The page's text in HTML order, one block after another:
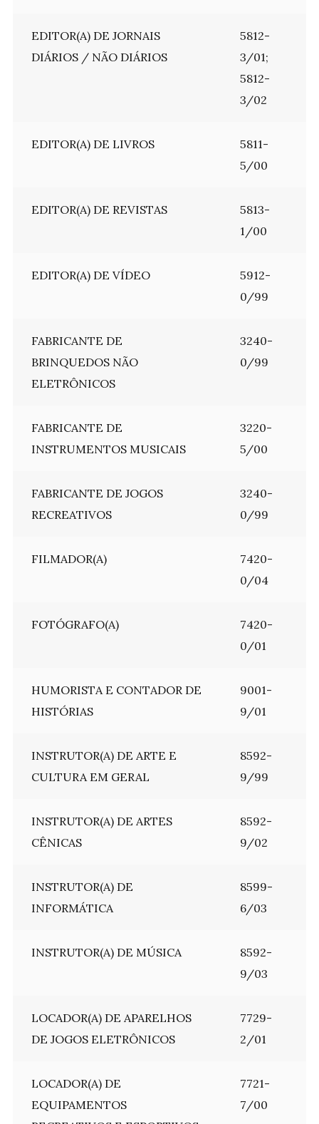
EDITOR(A) DE JORNAIS
DIÁRIOS / NÃO DIÁRIOS
5812-
3/01;
5812-
3/02
EDITOR(A) DE LIVROS
5811-
5/00
EDITOR(A) DE REVISTAS
5813-
1/00
EDITOR(A) DE VÍDEO
5912-
0/99
FABRICANTE DE
BRINQUEDOS NÃO
ELETRÔNICOS
3240-
0/99
FABRICANTE DE
INSTRUMENTOS MUSICAIS
3220-
5/00
FABRICANTE DE JOGOS
RECREATIVOS
3240-
0/99
FILMADOR(A)
7420-
0/04
FOTÓGRAFO(A)
7420-
0/01
HUMORISTA E CONTADOR DE
HISTÓRIAS
9001-
9/01
INSTRUTOR(A) DE ARTE E
CULTURA EM GERAL
8592-
9/99
INSTRUTOR(A) DE ARTES
CÊNICAS
8592-
9/02
INSTRUTOR(A) DE
INFORMÁTICA
8599-
6/03
INSTRUTOR(A) DE MÚSICA
8592-
9/03
LOCADOR(A) DE APARELHOS
DE JOGOS ELETRÔNICOS
7729-
2/01
LOCADOR(A) DE
EQUIPAMENTOS
7721-
7/00